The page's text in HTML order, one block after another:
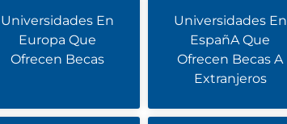
Universidades En
Europa Que
Ofrecen Becas
Universidades En
EspañA Que
Ofrecen Becas A
Extranjeros